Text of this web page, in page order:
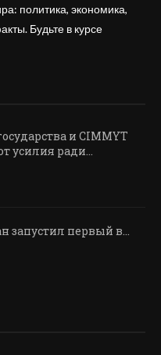
политика, экономика,
Будьте в курсе
и CIMMYT
усилия ради...
запустил первый в…